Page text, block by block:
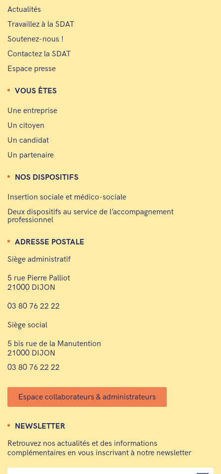
Actualités
Travaillez à la SDAT
Soutenez-nous !
Contactez la SDAT
Espace presse
VOUS ÊTES
Une entreprise
Un citoyen
Un candidat
Un partenaire
NOS DISPOSITIFS
Insertion sociale et médico-sociale
Deux dispositifs au service de l’accompagnement
professionnel
ADRESSE POSTALE
Siège administratif
5 rue Pierre Palliot
21000 DIJON
03 80 76 22 22
Siège social
5 bis rue de la Manutention
21000 DIJON
03 80 76 22 22
Espace collaborateurs & administrateurs
NEWSLETTER
Retrouvez nos actualités et des informations
complémentaires en vous inscrivant à notre newsletter